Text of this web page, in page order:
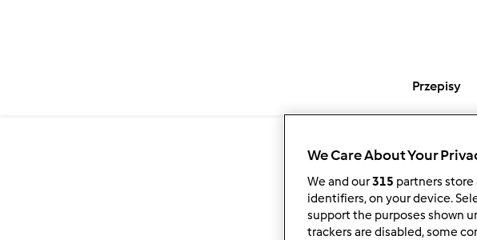
Przepisy
We Care About Your
We and our315 partners store
identifiers, on your device.
support the purposes shown
trackers are disabled, some